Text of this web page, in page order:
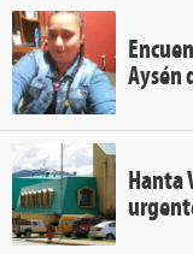
Aysén
Hanta